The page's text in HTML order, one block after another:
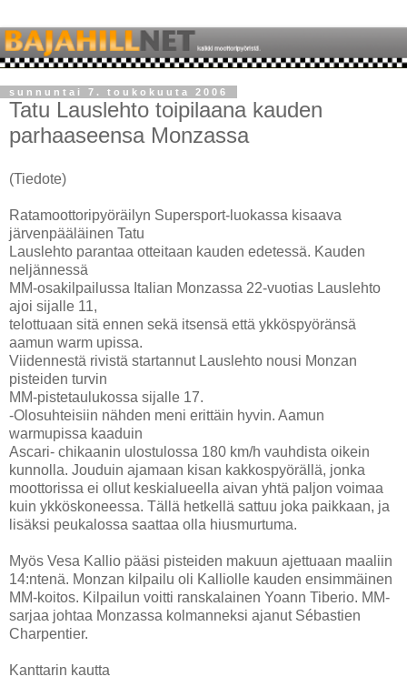
sunnuntai 7. toukokuuta 2006
Tatu Lauslehto toipilaana kauden
parhaaseensa Monzassa
(Tiedote)
Ratamoottoripyöräilyn Supersport-luokassa kisaava
järvenpääläinen Tatu
Lauslehto parantaa otteitaan kauden edetessä. Kauden
neljännessä
MM-osakilpailussa Italian Monzassa 22-vuotias Lauslehto
ajoi sijalle 11,
telottuaan sitä ennen sekä itsensä että ykköspyöränsä
aamun warm upissa.
Viidennestä rivistä startannut Lauslehto nousi Monzan
pisteiden turvin
MM-pistetaulukossa sijalle 17.
-Olosuhteisiin nähden meni erittäin hyvin. Aamun
warmupissa kaaduin
Ascari- chikaanin ulostulossa 180 km/h vauhdista oikein
kunnolla. Jouduin ajamaan kisan kakkospyörällä, jonka
moottorissa ei ollut keskialueella aivan yhtä paljon voimaa
kuin ykköskoneessa. Tällä hetkellä sattuu joka paikkaan, ja
lisäksi peukalossa saattaa olla hiusmurtuma.
Myös Vesa Kallio pääsi pisteiden makuun ajettuaan maaliin
14:ntenä. Monzan kilpailu oli Kalliolle kauden ensimmäinen
MM-koitos. Kilpailun voitti ranskalainen Yoann Tiberio. MM-
sarjaa johtaa Monzassa kolmanneksi ajanut Sébastien
Charpentier.
Kanttarin kautta